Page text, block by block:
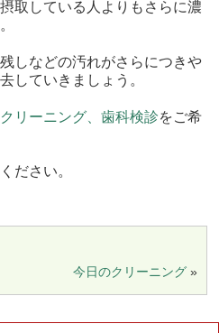
取している人よりもさらに濃
しなどの汚れがさらにつきや
していきましょう。
リーニング、歯科検診をご希
ださい。
今日のクリーニング»